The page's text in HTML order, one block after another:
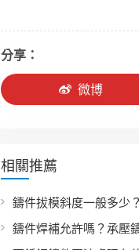
分享：
微博
相關推薦
鑄件焊補允許嗎？承壓